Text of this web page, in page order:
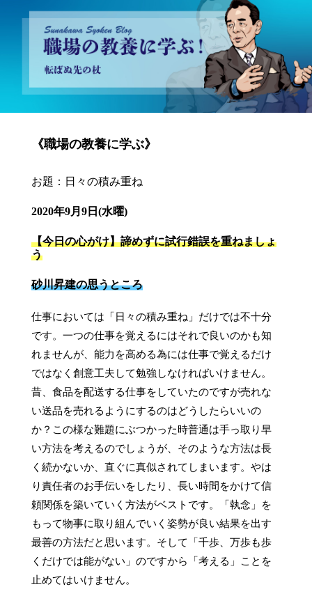
砂川昇建会長ブログ 職場の教養に学ぶ！～転ばぬ先の杖～
《職場の教養に学ぶ》
お題：日々の積み重ね
2020年9月9日(水曜)
【今日の心がけ】諦めずに試行錯誤を重ねましょ
う
砂川昇建の思うところ
仕事においては「日々の積み重ね」だけでは不十分
です。一つの仕事を覚えるにはそれで良いのかも知
れませんが、能力を高める為には仕事で覚えるだけ
ではなく創意工夫して勉強しなければいけません。
昔、食品を配送する仕事をしていたのですが売れな
い送品を売れるようにするのはどうしたらいいの
か？この様な難題にぶつかった時普通は手っ取り早
い方法を考えるのでしょうが、そのような方法は長
く続かないか、直ぐに真似されてしまいます。やは
り責任者のお手伝いをしたり、長い時間をかけて信
頼関係を築いていく方法がベストです。「執念」を
もって物事に取り組んでいく姿勢が良い結果を出す
最善の方法だと思います。そして「千歩、万歩も歩
くだけでは能がない」のですから「考える」ことを
止めてはいけません。